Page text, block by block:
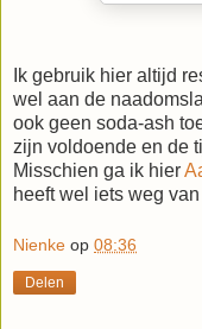
Ik gebruik hier altijd
wel aan de
ook geen soda-ash
zijn voldoende en de
Misschien ga ik hier
heeft wel iets weg
Nienke op 08:36
Delen